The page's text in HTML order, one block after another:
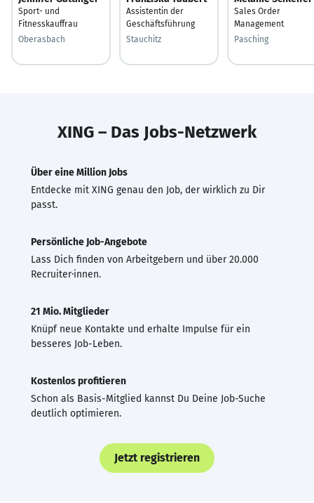
Sport- und
Fitnesskauffrau
Oberasbach
Assistentin der
Geschäftsführung
Stauchitz
Sales Order
Management
Pasching
XING – Das Jobs-Netzwerk
Über eine Million Jobs
Entdecke mit XING genau den Job, der wirklich zu Dir
passt.
Persönliche Job-Angebote
Lass Dich finden von Arbeitgebern und über 20.000
Recruiter·innen.
21 Mio. Mitglieder
Knüpf neue Kontakte und erhalte Impulse für ein
besseres Job-Leben.
Kostenlos profitieren
Schon als Basis-Mitglied kannst Du Deine Job-Suche
deutlich optimieren.
Jetzt registrieren